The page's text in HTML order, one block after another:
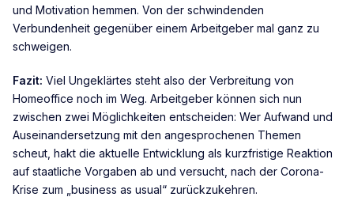
und Motivation hemmen. Von der schwindenden
Verbundenheit gegenüber einem Arbeitgeber mal ganz zu
schweigen.
Fazit: Viel Ungeklärtes steht also der Verbreitung von
Homeoffice noch im Weg. Arbeitgeber können sich nun
zwischen zwei Möglichkeiten entscheiden: Wer Aufwand und
Auseinandersetzung mit den angesprochenen Themen
scheut, hakt die aktuelle Entwicklung als kurzfristige Reaktion
auf staatliche Vorgaben ab und versucht, nach der Corona-
Krise zum „business as usual“ zurückzukehren.